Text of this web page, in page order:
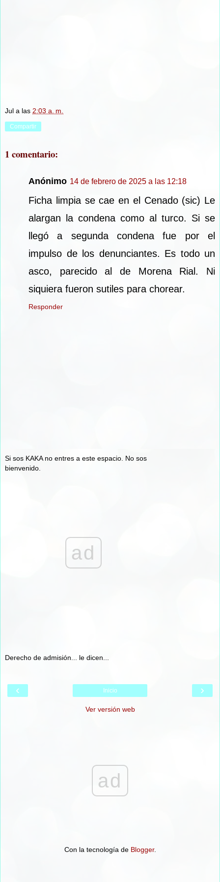
Jul a las 2:03 a. m.
Compartir
1 comentario:
Anónimo 14 de febrero de 2025 a las 12:18
Ficha limpia se cae en el Cenado (sic) Le
alargan la condena como al turco. Si se
llegó a segunda condena fue por el
impulso de los denunciantes. Es todo un
asco, parecido al de Morena Rial. Ni
siquiera fueron sutiles para chorear.
Responder
Si sos KAKA no entres a este espacio. No sos
bienvenido.
ad
Derecho de admisión... le dicen...
‹ ›
Inicio
Ver versión web
ad
Con la tecnología de Blogger.